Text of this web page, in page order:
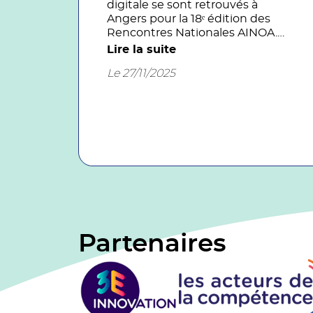
digitale se sont retrouvés à
Angers pour la 18ᵉ édition des
Rencontres Nationales AINOA.
Cette édition, qui marquait
restera comme l’une des plus
Lire la suite
Le 27/11/2025
Partenaires